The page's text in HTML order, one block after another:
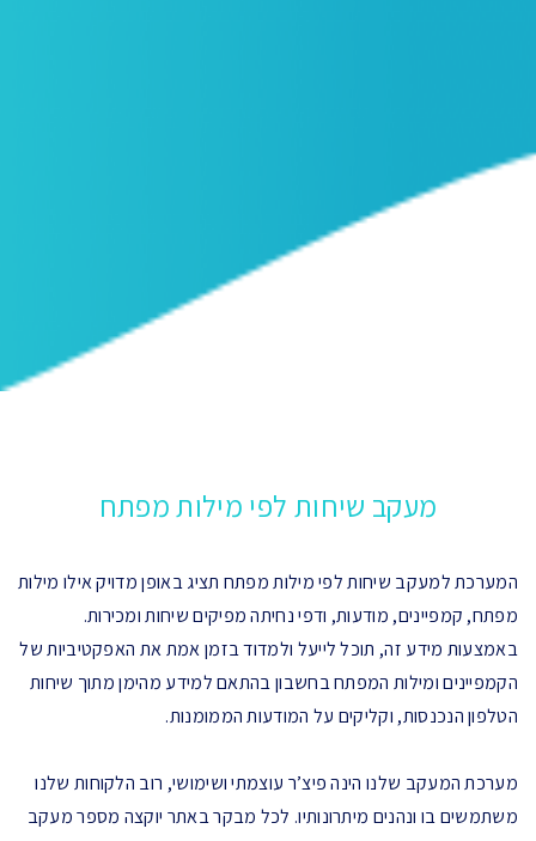
מעקב שיחות לפי מילות מפתח
המערכת למעקב שיחות לפי מילות מפתח תציג באופן מדויק אילו מילות
מפתח, קמפיינים, מודעות, ודפי נחיתה מפיקים שיחות ומכירות.
באמצעות מידע זה, תוכל לייעל ולמדוד בזמן אמת את האפקטיביות של
הקמפיינים ומילות המפתח בחשבון בהתאם למידע מהימן מתוך שיחות
הטלפון הנכנסות, וקליקים על המודעות הממומנות.
מערכת המעקב שלנו הינה פיצ’ר עוצמתי ושימושי, רוב הלקוחות שלנו
משתמשים בו ונהנים מיתרונותיו. לכל מבקר באתר יוקצה מספר מעקב